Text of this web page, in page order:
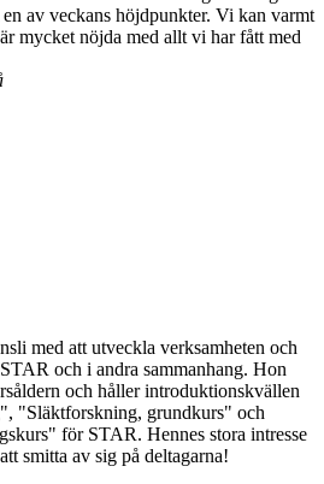
av veckans höjdpunkter. Vi kan varmt
mycket nöjda med allt vi har fått med
med att utveckla verksamheten och
och i andra sammanhang. Hon
och håller introduktionskvällen
"Släktforskning, grundkurs" och
för STAR. Hennes stora intresse
smitta av sig på deltagarna!